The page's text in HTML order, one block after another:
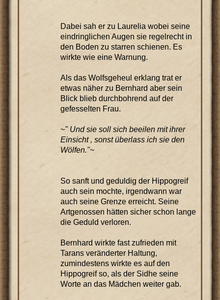
Dabei sah er zu Laurelia wobei seine
eindringlichen Augen sie regelrecht in
den Boden zu starren schienen. Es
wirkte wie eine Warnung.
Als das Wolfsgeheul erklang trat er
etwas näher zu Bernhard aber sein
Blick blieb durchbohrend auf der
gefesselten Frau.
~" Und sie soll sich beeilen mit ihrer
Einsicht , sonst überlass ich sie den
Wölfen."~
So sanft und geduldig der Hippogreif
auch sein mochte, irgendwann war
auch seine Grenze erreicht. Seine
Artgenossen hätten sicher schon lange
die Geduld verloren.
Bernhard wirkte fast zufrieden mit
Tarans veränderter Haltung,
zumindestens wirkte es auf den
Hippogreif so, als der Sidhe seine
Worte an das Mädchen weiter gab.